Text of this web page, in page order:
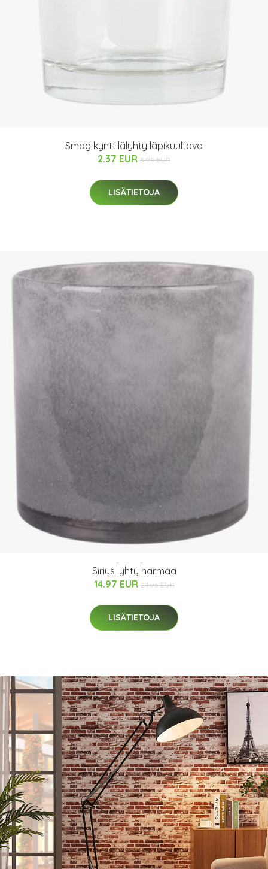
Smog kynttilälyhty läpikuultava
2.37 EUR 3.95 EUR
LISÄTIETOJA
Sirius lyhty harmaa
14.97 EUR 24.95 EUR
LISÄTIETOJA